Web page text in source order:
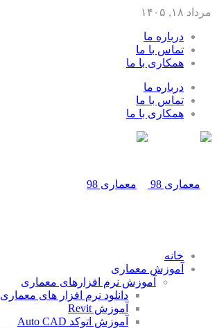
مرداد ۱۸, ۱۴۰۵
درباره ما
تماس با ما
همکاری با ما
درباره ما
تماس با ما
همکاری با ما
خانه
آموزش معماری
آموزش نرم افزارهای معماری
دانلود نرم افزار های معماری
آموزش Revit
آموزش اتوکد Auto CAD